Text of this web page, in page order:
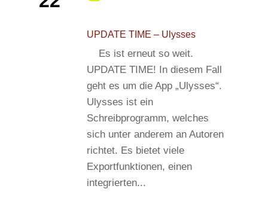
UPDATE TIME – Ulysses
Es ist erneut so weit.
UPDATE TIME! In diesem Fall
geht es um die App „Ulysses“.
Ulysses ist ein
Schreibprogramm, welches
sich unter anderem an Autoren
richtet. Es bietet viele
Exportfunktionen, einen
integrierten...